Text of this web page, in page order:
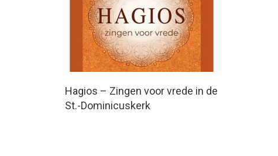
Hagios – Zingen voor vrede in de
St.-Dominicuskerk